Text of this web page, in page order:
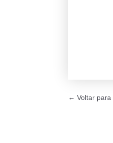
← Voltar para